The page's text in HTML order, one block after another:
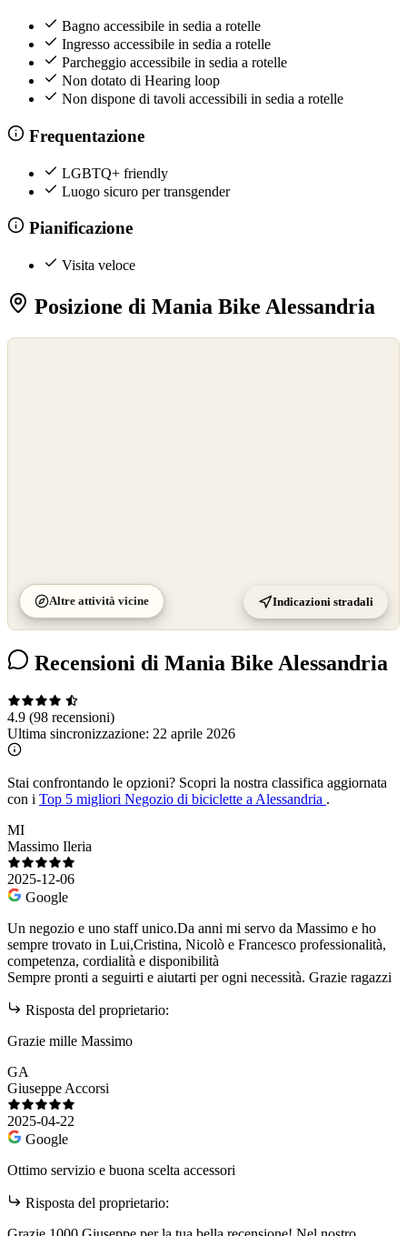
Bagno accessibile in sedia a rotelle
Ingresso accessibile in sedia a rotelle
Parcheggio accessibile in sedia a rotelle
Non dotato di Hearing loop
Non dispone di tavoli accessibili in sedia a rotelle
Frequentazione
LGBTQ+ friendly
Luogo sicuro per transgender
Pianificazione
Visita veloce
Posizione di Mania Bike Alessandria
Altre attività vicine Indicazioni stradali
Recensioni di Mania Bike Alessandria
4.9 (98 recensioni)
Ultima sincronizzazione: 22 aprile 2026
Stai confrontando le opzioni? Scopri la nostra classifica aggiornata
con i Top 5 migliori Negozio di biciclette a Alessandria .
MI
Massimo Ileria
2025-12-06
Google
Un negozio e uno staff unico.Da anni mi servo da Massimo e ho
sempre trovato in Lui,Cristina, Nicolò e Francesco professionalità,
competenza, cordialità e disponibilità
Sempre pronti a seguirti e aiutarti per ogni necessità. Grazie ragazzi
Risposta del proprietario:
Grazie mille Massimo
GA
Giuseppe Accorsi
2025-04-22
Google
Ottimo servizio e buona scelta accessori
Risposta del proprietario: